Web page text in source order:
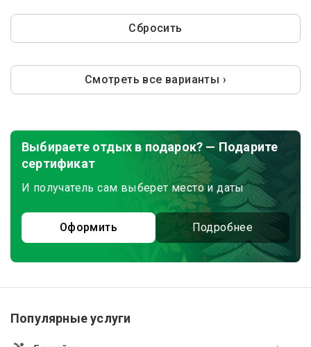
Сбросить
Смотреть все варианты ›
Выбираете отдых в подарок? — Подарите
сертификат
И получатель сам выберет место и даты
Оформить Подробнее
Популярные услуги